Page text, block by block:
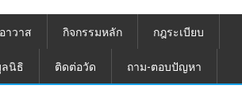
าวาส กิจกรรมหลัก กฎระเบียบ
นิธิ ติดต่อวัด ถาม-ตอบปัญหา